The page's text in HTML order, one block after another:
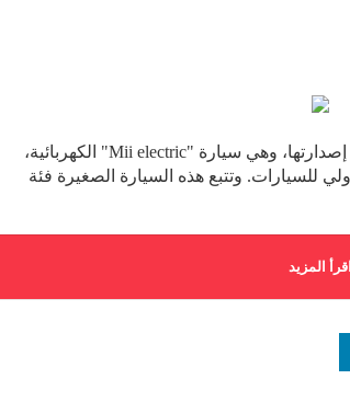
أعلنت شركة "سيات" للسيارات عن أحدث إصدارتها، وهي سيارة "Mii electric" الكهربائية،
للسيارات. وتتبع هذه السيارة الصغيرة فئة
اقرأ المزيد